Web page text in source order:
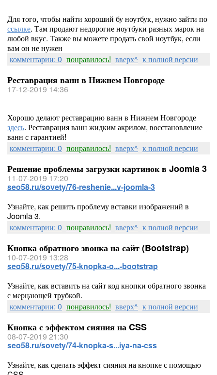
Для того, чтобы найти хороший бу ноутбук, нужно зайти по
ссылке. Там продают недорогие ноутбуки разных марок на
любой вкус. Также вы можете продать свой ноутбук, если
вам он не нужен
комментарии: 0 понравилось! вверх^ к полной версии
Реставрация ванн в Нижнем Новгороде
17-12-2019 14:36
Хорошо делают реставрацию ванн в Нижнем Новгороде
здесь. Реставрация ванн жидким акрилом, восстановление
ванн с гарантией!
комментарии: 0 понравилось! вверх^ к полной версии
Решение проблемы загрузки картинок в Joomla 3
11-07-2019 17:20
seo58.ru/sovety/76-reshenie...v-joomla-3
Узнайте, как решить проблему вставки изображений в
Joomla 3.
комментарии: 0 понравилось! вверх^ к полной версии
Кнопка обратного звонка на сайт (Bootstrap)
10-07-2019 13:28
seo58.ru/sovety/75-knopka-o...-bootstrap
Узнайте, как вставить на сайт код кнопки обратного звонка
с мерцающей трубкой.
комментарии: 0 понравилось! вверх^ к полной версии
Кнопка с эффектом сияния на CSS
08-07-2019 21:30
seo58.ru/sovety/74-knopka-s...iya-na-css
Узнайте, как сделать эффект сияния на кнопке с помощью